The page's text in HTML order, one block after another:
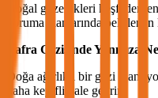
Doğal güzellikleri
koruma alanlarında
Bafra Gezisinde Yanınıza
Doğa ağırlıklı bir gezi
daha keyifli hale getirir.